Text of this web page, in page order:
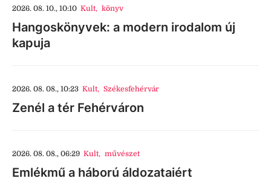
2026. 08. 10., 10:10 Kult, könyv
Hangoskönyvek: a modern irodalom új
kapuja
2026. 08. 08., 10:23 Kult, Székesfehérvár
Zenél a tér Fehérváron
2026. 08. 08., 06:29 Kult, művészet
Emlékmű a háború áldozataiért